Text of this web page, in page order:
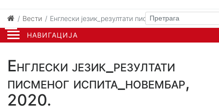
НАВИГАЦИЈА
Вести Енглески језик_резултати писменог
Енглески језик_резултати
писменог испита_новембар,
2020.